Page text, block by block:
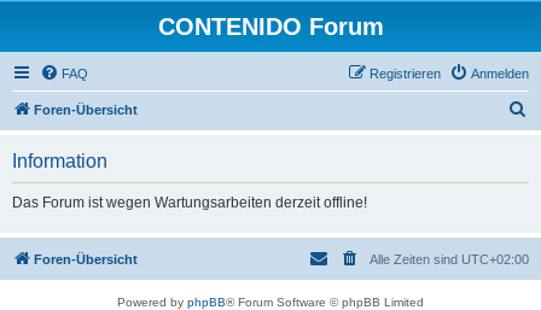
CONTENIDO Forum
FAQ Anmelden
Registrieren
Foren-Übersicht
Information
Das Forum ist wegen Wartungsarbeiten derzeit offline!
Foren-Übersicht Alle Zeiten sind UTC+02:00
Powered by phpBB® Forum Software © phpBB Limited